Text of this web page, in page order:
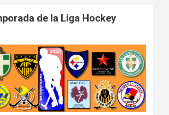
de la Liga Hockey